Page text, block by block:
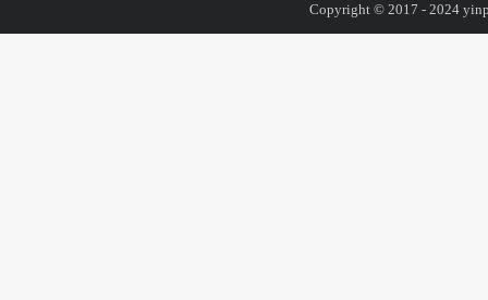
Copyright © 2017 - 2024